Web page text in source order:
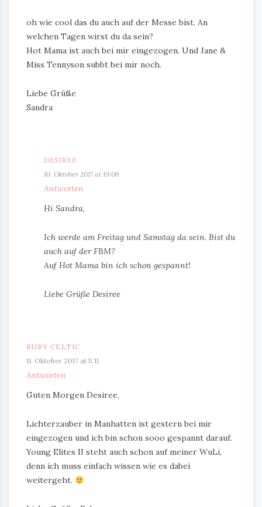
oh wie cool das du auch auf der Messe bist. An
welchen Tagen wirst du da sein?
Hot Mama ist auch bei mir eingezogen. Und Jane &
Miss Tennyson subbt bei mir noch.
Liebe Grüße
Sandra
DESIREE
10. Oktober 2017 at 19:06
Antworten
Hi Sandra,
Ich werde am Freitag und Samstag da sein. Bist du
auch auf der FBM?
Auf Hot Mama bin ich schon gespannt!
Liebe Grüße Desiree
RUBY CELTIC
11. Oktober 2017 at 5:11
Antworten
Guten Morgen Desiree,
Lichterzauber in Manhatten ist gestern bei mir
eingezogen und ich bin schon sooo gespannt darauf.
Young Elites II steht auch schon auf meiner WuLi,
denn ich muss einfach wissen wie es dabei
weitergeht.